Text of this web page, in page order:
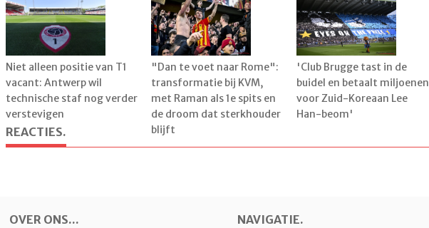
Kortrijk
Niet alleen positie van T1
vacant: Antwerp wil
technische staf nog verder
verstevigen
"Dan te voet naar Rome":
transformatie bij KVM,
met Raman als 1e spits en
de droom dat sterkhouder
blijft
'Club Brugge tast in de
buidel en betaalt miljoenen
voor Zuid-Koreaan Lee
Han-beom'
REACTIES.
OVER ONS... NAVIGATIE.